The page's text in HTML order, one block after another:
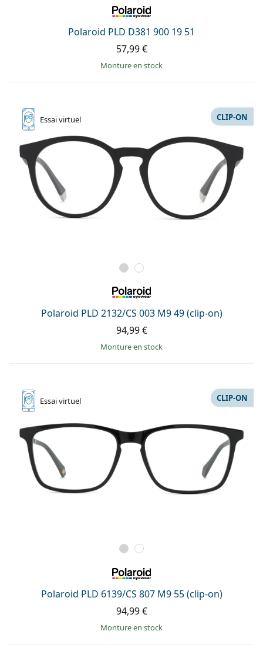
Polaroid PLD D381 900 19 51
57,99 €
Monture en stock
Essaivirtuel
Polaroid PLD 2132/CS 003 M9 49 (clip-on)
CLIP-ON
94,99 €
Monture en stock
Essaivirtuel
Polaroid PLD 6139/CS 807 M9 55 (clip-on)
CLIP-ON
94,99 €
Monture en stock